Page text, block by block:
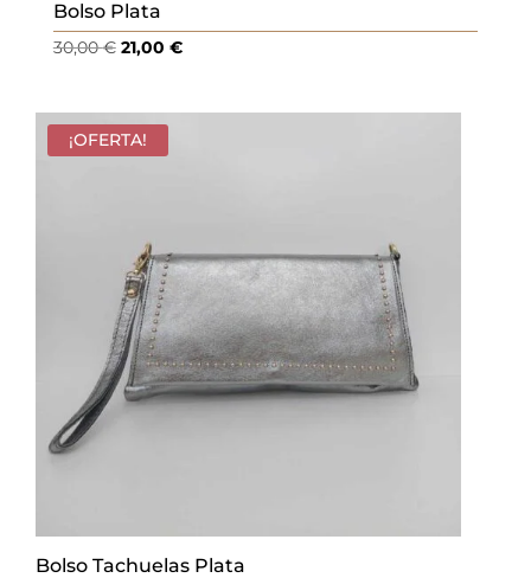
Bolso Plata
30,00€ El
original
era:
21,00 €El
actual
¡OFERTA!
Bolso Tachuelas Plata